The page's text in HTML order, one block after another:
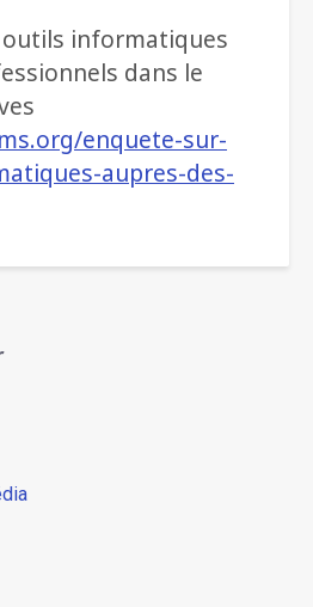
outils informatiques
dans le
enquete-sur-
aupres-des-